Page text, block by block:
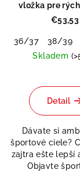
vložka pre
silové
€53,53
36/37 38/39
Skladem
z
5
Detail
Dávate si
športové ciele?
zajtra ešte lepší
Objavte